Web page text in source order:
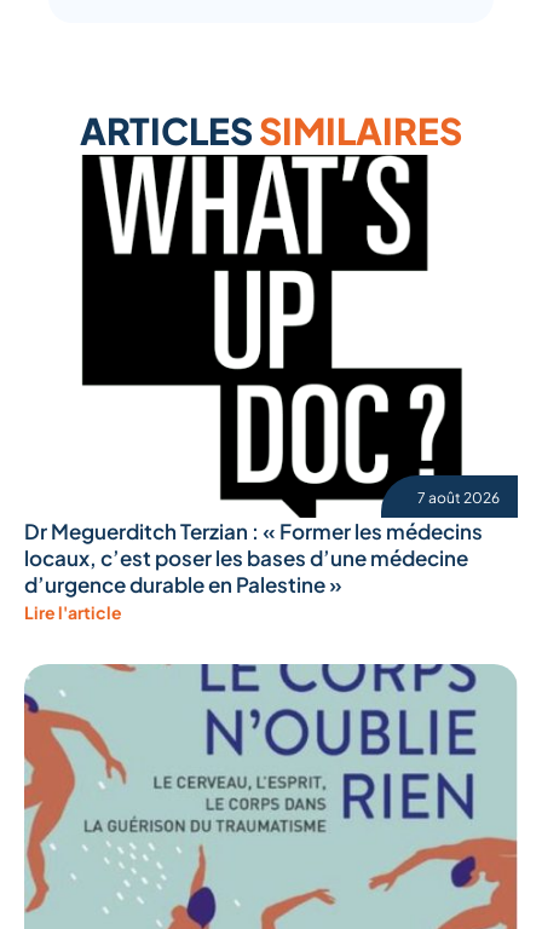
ARTICLESSIMILAIRES
7 août 2026
Dr Meguerditch Terzian : « Former les médecins
locaux, c’est poser les bases d’une médecine
d’urgence durable en Palestine »
Lire l'article